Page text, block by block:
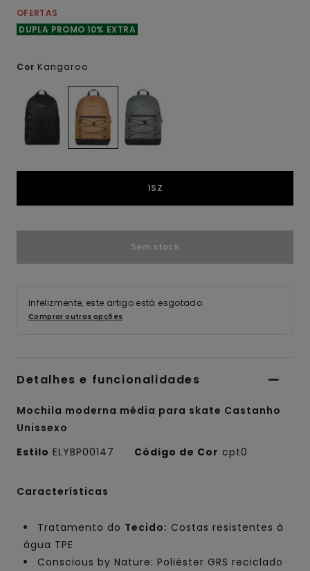
OFERTAS
DUPLA PROMO 10% EXTRA
Cor Kangaroo
1SZ
Sem stock
Infelizmente, este artigo está esgotado.
Comprar outras opções
Detalhes e funcionalidades
Mochila moderna média para skate Castanho
Unissexo
Estilo ELYBP00147 Código de Cor cpt0
Características
Tratamento do Tecido: Costas resistentes à
água TPE
Conscious by Nature: Poliéster GRS reciclado